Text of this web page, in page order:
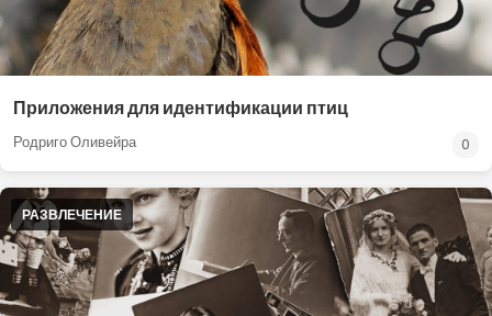
Приложения для идентификации птиц
Родриго Оливейра 0
РАЗВЛЕЧЕНИЕ